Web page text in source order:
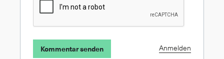
Kommentar senden Anmelden